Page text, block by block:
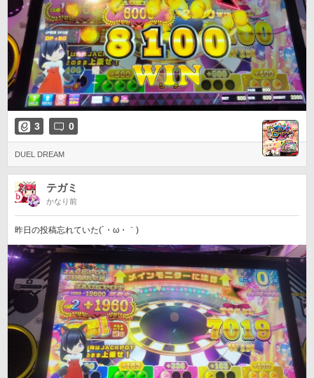
3 0
DUEL DREAM
テガミ
かなり前
昨日の投稿忘れていた(´・ω・｀)